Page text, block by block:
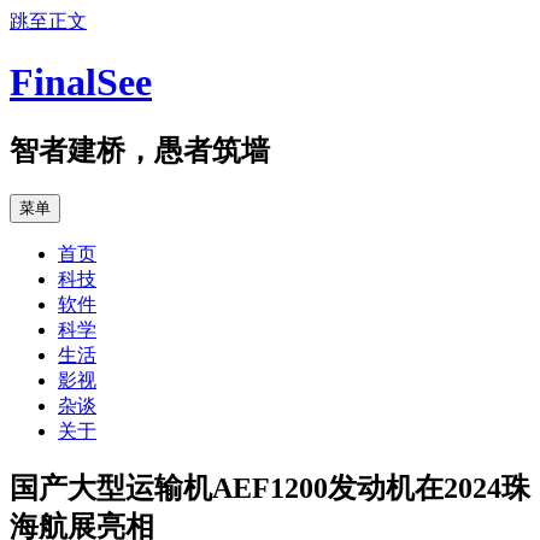
跳至正文
FinalSee
智者建桥，愚者筑墙
菜单
首页
科技
软件
科学
生活
影视
杂谈
关于
国产大型运输机AEF1200发动机在2024珠
海航展亮相